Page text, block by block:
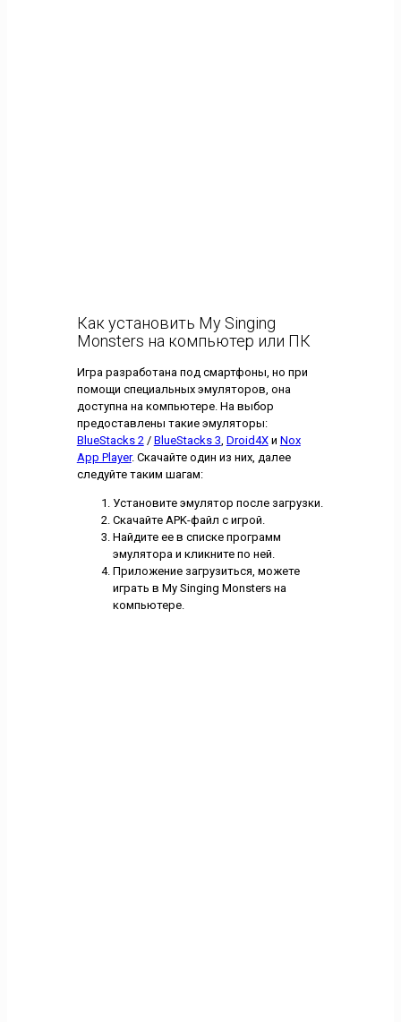
Как установить My Singing
Monsters на компьютер или ПК
Игра разработана под смартфоны, но при
помощи специальных эмуляторов, она
доступна на компьютере. На выбор
предоставлены такие эмуляторы:
BlueStacks 2 / BlueStacks 3 Droid4Xи Nox
App Player. Скачайте один из них, далее
следуйте таким шагам:
Установите эмулятор после загрузки.
Скачайте APK-файл с игрой.
Найдите ее в списке программ
эмулятора и кликните по ней.
Приложение загрузиться, можете
играть в My Singing Monsters на
компьютере.